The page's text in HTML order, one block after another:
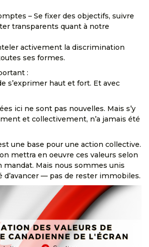
– Se fixer des objectifs, suivre
transparents quant à notre
activement la discrimination
ses formes.
:
s’exprimer haut et fort. Et avec
ici ne sont pas nouvelles. Mais s’y
et collectivement, n’a jamais été
une base pour une action collective.
mettra en oeuvre ces valeurs selon
mandat. Mais nous sommes unis
d’avancer — pas de rester immobiles.